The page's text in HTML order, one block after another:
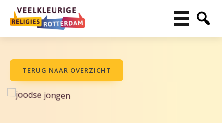
TERUG NAAR OVERZICHT